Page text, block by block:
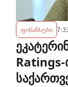
ფინანსები
Ratings-